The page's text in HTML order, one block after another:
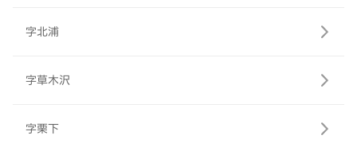
字北浦
字草木沢
字栗下